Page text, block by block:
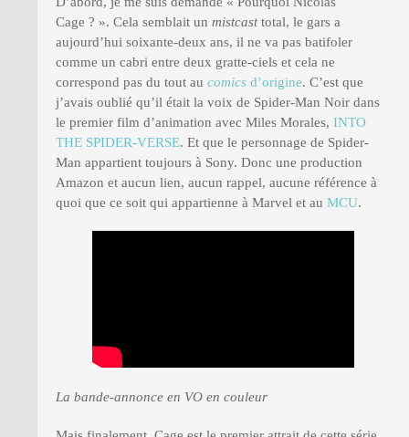
Cage ? ». Cela semblait un mistcasttotal, le gars a
aujourd’hui soixante-deux ans, il ne va pas batifoler
comme un cabri entre deux gratte-ciels et cela ne
correspond pas du tout au comics d’origine. C’est que
j’avais oublié qu’il était la voix de Spider-Man Noir dans
le premier film d’animation avec Miles Morales, INTO
THE SPIDER-VERSE. Et que le personnage de Spider-
Man appartient toujours à Sony. Donc une production
Amazon et aucun lien, aucun rappel, aucune référence à
quoi que ce soit qui appartienne à Marvel et au MCU.
La bande-annonce en VO en couleur